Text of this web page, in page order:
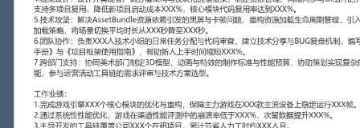
U3D汇报对象：部门总监
工作概述：
1.引擎开发：负责Unity引擎核心模块深度定制，分析游戏画面撕裂
重写渲染线程调度逻辑与物理引擎接口层，引入帧同步补偿机制，
降低XXX%，复杂场景物理模拟稳定性提升XXX%。
2.性能优化：针对低端机型内存超标与发热问题，建立分级资源加